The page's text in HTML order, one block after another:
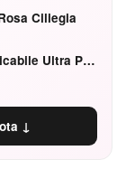
Ciliegia
Hourglass Confession Ricaricabile Ultra Preciso Ad Alta Intensità Secretly Classic Red
↓